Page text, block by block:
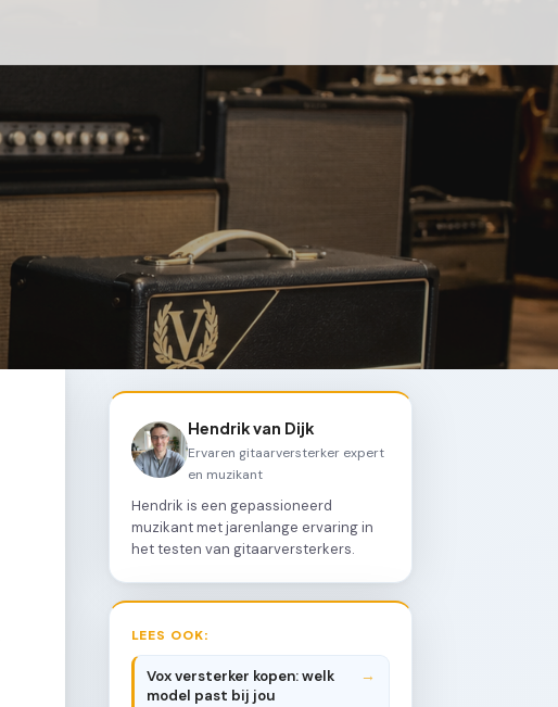
Hendrik van Dijk
Ervaren gitaarversterker expert
en muzikant
Hendrik is een gepassioneerd
muzikant met jarenlange ervaring in
het testen van gitaarversterkers.
LEES OOK:
Vox versterker kopen: welk
model past bij jou